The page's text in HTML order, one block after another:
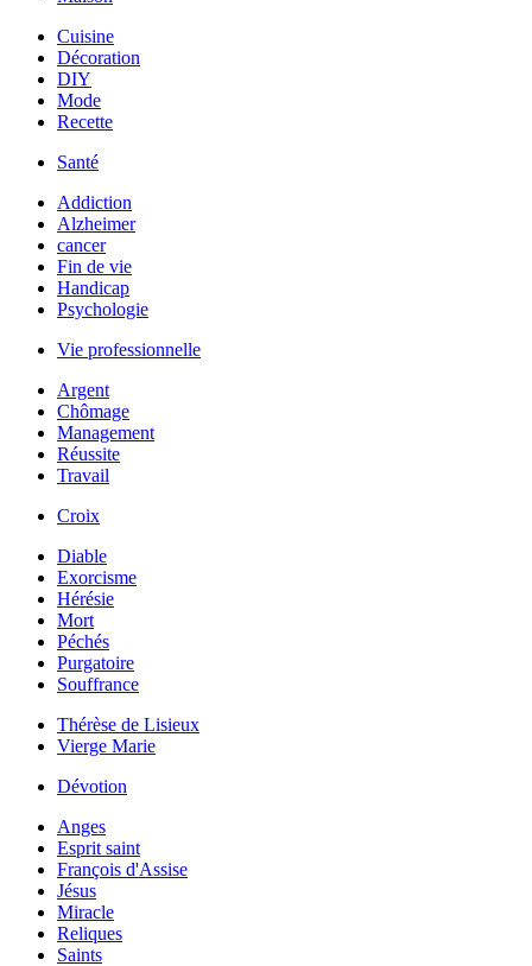
Cuisine
Décoration
DIY
Mode
Recette
Santé
Addiction
Alzheimer
cancer
Fin de vie
Handicap
Psychologie
Vie professionnelle
Argent
Chômage
Management
Réussite
Travail
Croix
Diable
Exorcisme
Hérésie
Mort
Péchés
Purgatoire
Souffrance
Thérèse de Lisieux
Vierge Marie
Dévotion
Anges
Esprit saint
François d'Assise
Jésus
Miracle
Reliques
Saints